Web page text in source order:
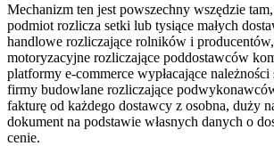
Mechanizm ten jest powszechny wszędzie
podmiot rozlicza setki lub tysiące małych
handlowe rozliczające rolników i
motoryzacyjne rozliczające poddostawców
platformy e-commerce wypłacające
firmy budowlane rozliczające
fakturę od każdego dostawcy z osobna, duży
dokument na podstawie własnych danych o
cenie.